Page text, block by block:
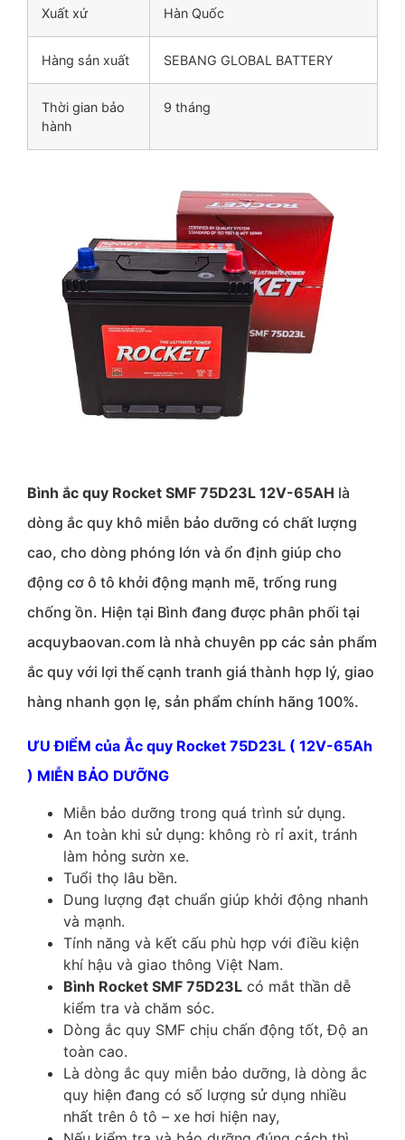
Xuất xứ Hàn Quốc
Hàng sản xuất SEBANG GLOBAL BATTERY
Thời gian bảo
hành
9 tháng
Bình ắc quy Rocket SMF 75D23L 12V-65AH là
dòng ắc quy khô miễn bảo dưỡng có chất lượng
cao, cho dòng phóng lớn và ổn định giúp cho
động cơ ô tô khởi động mạnh mẽ, trống rung
chống ồn. Hiện tại Bình đang được phân phối tại
acquybaovan.com là nhà chuyên pp các sản phẩm
ắc quy với lợi thế cạnh tranh giá thành hợp lý, giao
hàng nhanh gọn lẹ, sản phẩm chính hãng 100%.
ƯU ĐIỂM của Ắc quy Rocket 75D23L ( 12V-65Ah
) MIỄN BẢO DƯỠNG
Miễn bảo dưỡng trong quá trình sử dụng.
An toàn khi sử dụng: không rò rỉ axit, tránh
làm hỏng sườn xe.
Tuổi thọ lâu bền.
Dung lượng đạt chuẩn giúp khởi động nhanh
và mạnh.
Tính năng và kết cấu phù hợp với điều kiện
khí hậu và giao thông Việt Nam.
Bình Rocket SMF 75D23L có mắt thần dễ
kiểm tra và chăm sóc.
Dòng ắc quy SMF chịu chấn động tốt, Độ an
toàn cao.
Là dòng ắc quy miễn bảo dưỡng, là dòng ắc
quy hiện đang có số lượng sử dụng nhiều
nhất trên ô tô – xe hơi hiện nay,